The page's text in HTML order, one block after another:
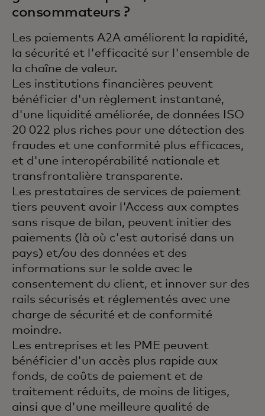
consommateurs ?
Les paiements A2A améliorent la rapidité,
la sécurité et l'efficacité sur l'ensemble de
la chaîne de valeur.
Les institutions financières peuvent
bénéficier d'un règlement instantané,
d'une liquidité améliorée, de données ISO
20 022 plus riches pour une détection des
fraudes et une conformité plus efficaces,
et d'une interopérabilité nationale et
transfrontalière transparente.
Les prestataires de services de paiement
tiers peuvent avoir l'Access aux comptes
sans risque de bilan, peuvent initier des
paiements (là où c'est autorisé dans un
pays) et/ou des données et des
informations sur le solde avec le
consentement du client, et innover sur des
rails sécurisés et réglementés avec une
charge de sécurité et de conformité
moindre.
Les entreprises et les PME peuvent
bénéficier d'un accès plus rapide aux
fonds, de coûts de paiement et de
traitement réduits, de moins de litiges,
ainsi que d'une meilleure qualité de